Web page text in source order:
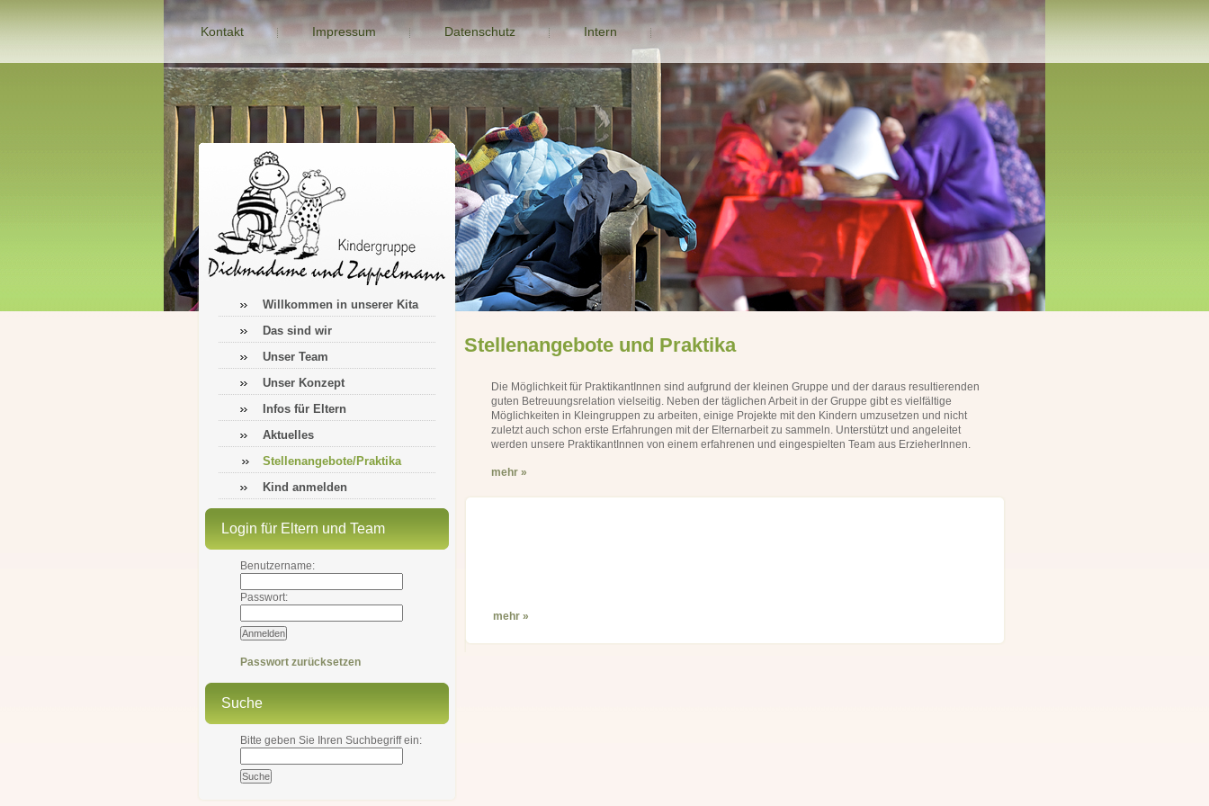
Kontakt Impressum Datenschutz Intern
Willkommen in unserer Kita
Das sind wir
Unser Team
Unser Konzept
Infos für Eltern
Aktuelles
Stellenangebote/Praktika
Kind anmelden
Login für Eltern und Team
Benutzername:
Passwort:
Passwort zurücksetzen
Suche
Bitte geben Sie Ihren Suchbegriff ein:
Stellenangebote und Praktika
Die Möglichkeit für PraktikantInnen sind aufgrund der kleinen Gruppe und der daraus resultierenden
guten Betreuungsrelation vielseitig. Neben der täglichen Arbeit in der Gruppe gibt es vielfältige
Möglichkeiten in Kleingruppen zu arbeiten, einige Projekte mit den Kindern umzusetzen und nicht
zuletzt auch schon erste Erfahrungen mit der Elternarbeit zu sammeln. Unterstützt und angeleitet
werden unsere PraktikantInnen von einem erfahrenen und eingespielten Team aus ErzieherInnen.
mehr »
mehr »